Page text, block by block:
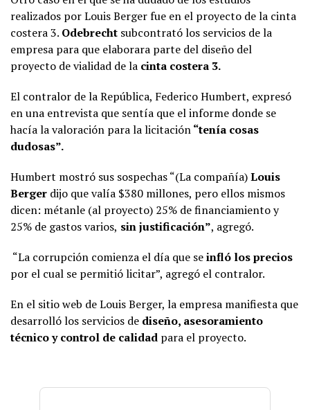
realizados por Louis Berger fue en el proyecto de la cinta
costera 3. Odebrecht subcontrató los servicios de la
empresa para que elaborara parte del diseño del
proyecto de vialidad de la cinta costera 3.
El contralor de la República, Federico Humbert, expresó
en una entrevista que sentía que el informe donde se
hacía la valoración para la licitación“tenía cosas
dudosas”.
Humbert mostró sus sospechas “(La compañía)Louis
Berger dijo que valía $380 millones, pero ellos mismos
dicen: métanle (al proyecto) 25% de financiamiento y
25% de gastos varios, sin justificación”, agregó.
“La corrupción comienza el día que seinfló los precios
por el cual se permitió licitar”, agregó el contralor.
En el sitio web de Louis Berger, la empresa manifiesta que
desarrolló los servicios de diseño, asesoramiento
técnico y control de calidad para el proyecto.